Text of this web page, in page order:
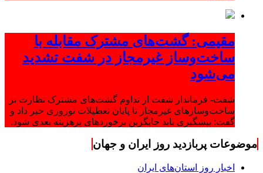
مقیمی: گشت‌های مشترک مقابله با
ساخت‌وساز غیرمجاز در شفت تشدید
می‌شود
شفت- فرماندار شفت از تداوم گشت‌های مشترک نظارت بر
ساخت‌وسازهای غیرمجاز تا پایان تعطیلات نوروزی خبر داد و
گفت: پیشگیری باید جایگزین برخوردهای پرهزینه بعدی شود.
موضوعات پربازدید روز ایران و جهان
اخبار روز استان‌های ایران